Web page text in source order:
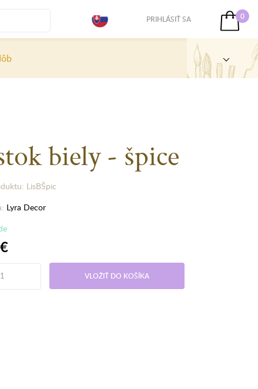
PRIHLÁSIŤ SA 0
biely - špice
LisBŠpic
Lyra Decor
VLOŽIŤ DO KOŠÍKA